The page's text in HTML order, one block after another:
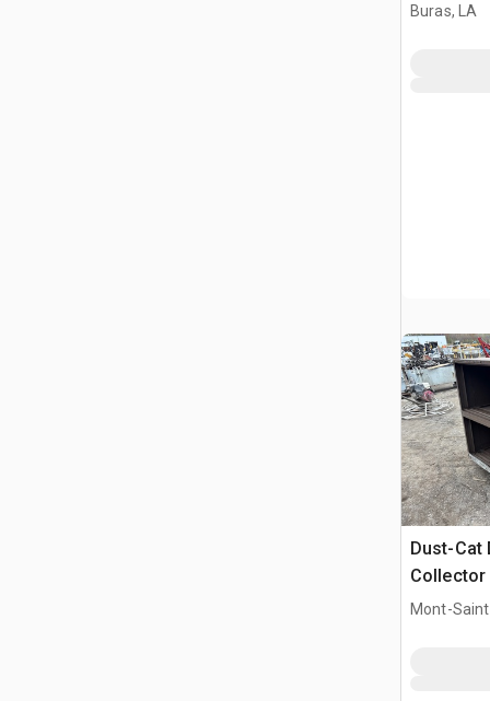
Buras, LA
Dust-Cat
Collector
Mont-